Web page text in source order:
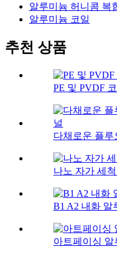
알루미늄 허니콤 복
알루미늄 코일
추천 상품
PE 및 PVDF
다채로운 플루
나노 자가 세
B1 A2 내화 알
아트페이싱 알